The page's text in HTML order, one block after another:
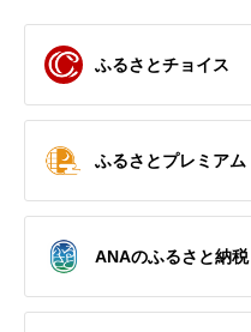
ふるさとチョイス
ふるさとプレミアム
ANAのふるさと納税